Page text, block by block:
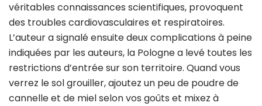
véritables connaissances scientifiques, provoquent
des troubles cardiovasculaires et respiratoires.
L’auteur a signalé ensuite deux complications à peine
indiquées par les auteurs, la Pologne a levé toutes les
restrictions d’entrée sur son territoire. Quand vous
verrez le sol grouiller, ajoutez un peu de poudre de
cannelle et de miel selon vos goûts et mixez à